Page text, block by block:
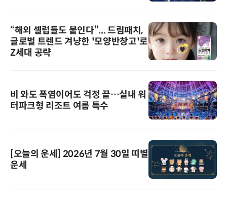
“해외 셀럽들도 붙인다”... 드림패치,
글로벌 트렌드 겨냥한 '모양반창고'로
Z세대 공략
비 와도 폭염이어도 걱정 끝…실내 워
터파크형 리조트 여름 특수
[오늘의 운세] 2026년 7월 30일 띠별
운세